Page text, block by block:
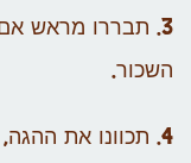
3. תבררו מראש
השכור.
4. תכוונו את ההגה, המושב, והמראות לנוחותכם המלאה ולנהיגה שהיא בטוחה.